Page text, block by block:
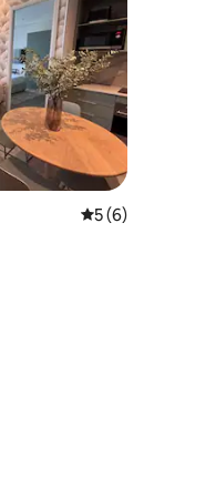
Prosječna
5 (6)